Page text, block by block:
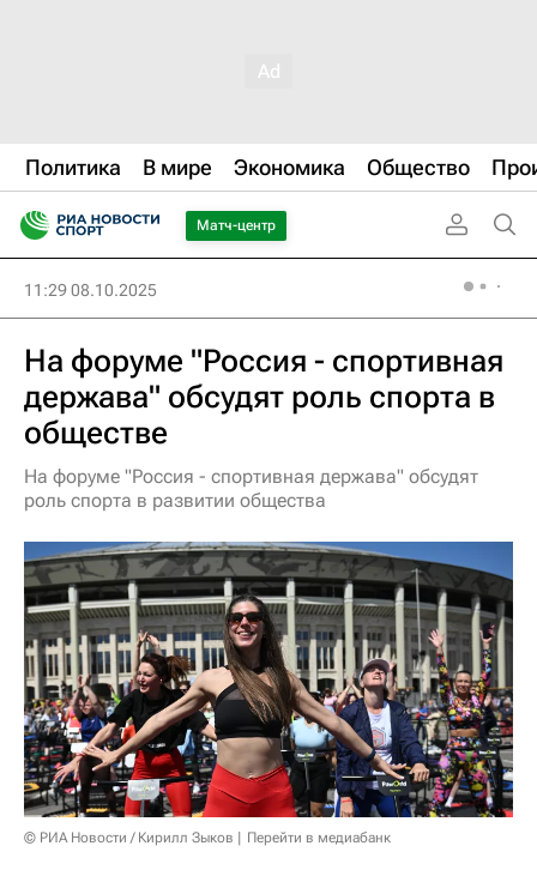
Политика В мире Экономика Общество
Матч-центр
11:29 08.10.2025
На форуме "Россия - спортивная
держава" обсудят роль спорта в
обществе
На форуме "Россия - спортивная держава" обсудят
роль спорта в развитии общества
© РИА Новости / Кирилл Зыков Перейти в медиабанк